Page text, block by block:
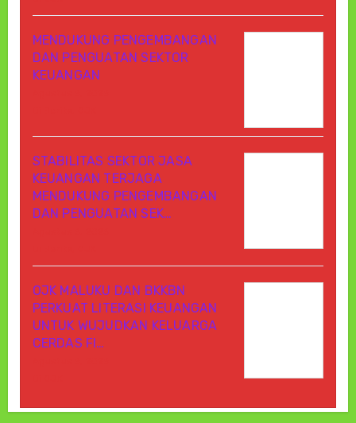
MENDUKUNG PENGEMBANGAN
DAN PENGUATAN SEKTOR
KEUANGAN
STABILITAS SEKTOR JASA
KEUANGAN TERJAGA
MENDUKUNG PENGEMBANGAN
DAN PENGUATAN SEK…
OJK MALUKU DAN BKKBN
PERKUAT LITERASI KEUANGAN
UNTUK WUJUDKAN KELUARGA
CERDAS FI…